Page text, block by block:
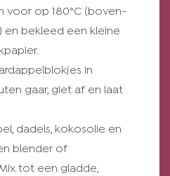
voor op 180°C (boven-
en bekleed een kleine
in
gaar, giet af en laat
dadels, kokosolie en
blender of
tot een gladde,